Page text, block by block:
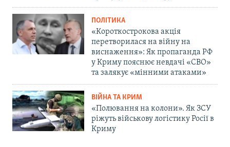
ПОЛІТИКА
«Короткострокова акція
перетворилася на війну на
виснаження»: Як пропаганда РФ
у Криму пояснює невдачі «СВО»
та залякує «мінними атаками»
ВІЙНА ТА КРИМ
«Полювання на колони». Як ЗСУ
ріжуть військову логістику Росії в
Криму